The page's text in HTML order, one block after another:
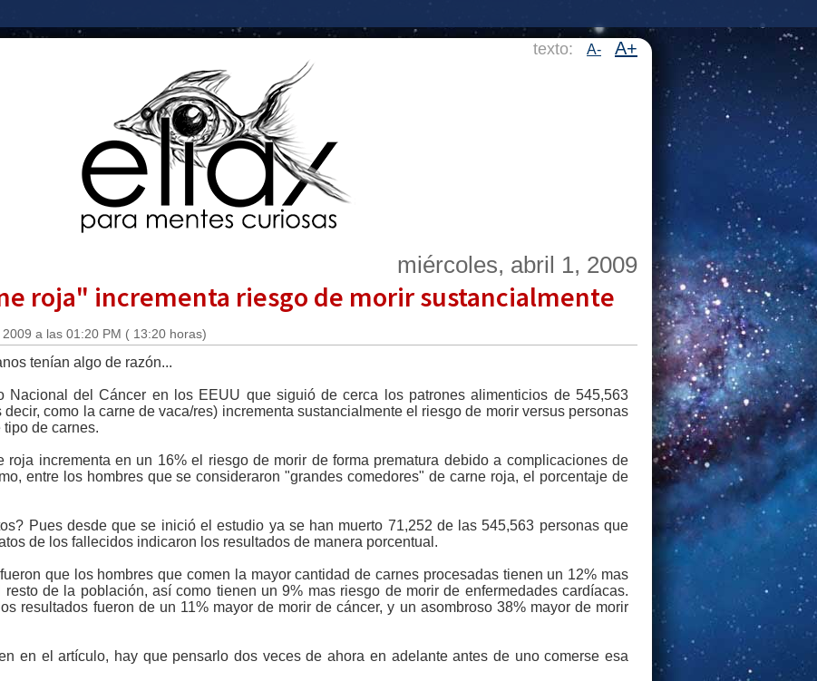
texto: A- A+
miércoles, abril 1, 2009
roja" incrementa riesgo de morir sustancialmente
a las 01:20 PM ( 13:20 horas)
tenían algo de razón...
Nacional del Cáncer en los EEUU que siguió de cerca los patrones alimenticios de 545,563
como la carne de vaca/res) incrementa sustancialmente el riesgo de morir versus personas
de carnes.
roja incrementa en un 16% el riesgo de morir de forma prematura debido a complicaciones de
entre los hombres que se consideraron "grandes comedores" de carne roja, el porcentaje de
Pues desde que se inició el estudio ya se han muerto 71,252 de las 545,563 personas que
de los fallecidos indicaron los resultados de manera porcentual.
que los hombres que comen la mayor cantidad de carnes procesadas tienen un 12% mas
de la población, así como tienen un 9% mas riesgo de morir de enfermedades cardíacas.
resultados fueron de un 11% mayor de morir de cáncer, y un asombroso 38% mayor de morir
en el artículo, hay que pensarlo dos veces de ahora en adelante antes de uno comerse esa